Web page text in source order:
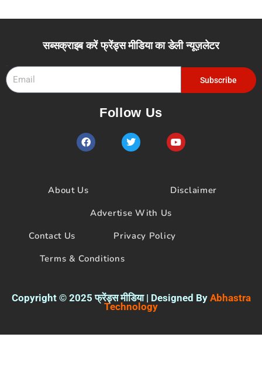
सब्सक्राइब करें फ्रेंड्स मीडिया का डेली न्यूज़लेटर
Subscribe
Follow Us
F
a
c
o
T
w
i
Y
o
u
e
About Us
Disclaimer
Advertise With Us
Contact Us
Privacy Policy
Terms & Conditions
Copyright © 2025 फ्रेंड्स मीडिया | Designed By Abhastra
Technology